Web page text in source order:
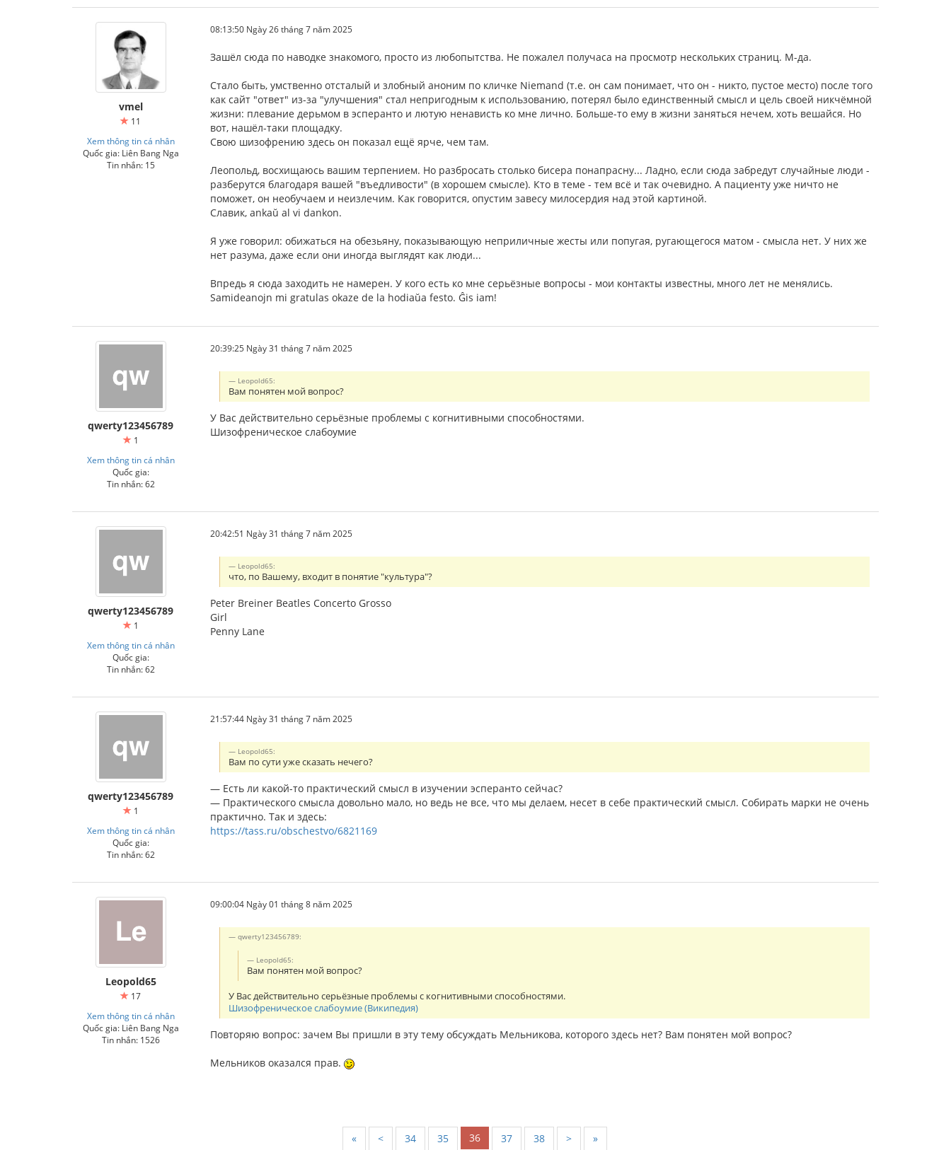
vmel
11
Xem thông tin cá nhân
Quốc gia: Liên Bang Nga
Tin nhắn: 15
08:13:50 Ngày 26 tháng 7 năm 2025
Зашёл сюда по наводке знакомого, просто из любопытства. Не пожалел получаса на просмотр нескольких страниц. М-да.
Стало быть, умственно отсталый и злобный аноним по кличке Niemand (т.е. он сам понимает, что он - никто, пустое место) после того
как сайт "ответ" из-за "улучшения" стал непригодным к использованию, потерял было единственный смысл и цель своей никчёмной
жизни: плевание дерьмом в эсперанто и лютую ненависть ко мне лично. Больше-то ему в жизни заняться нечем, хоть вешайся. Но
вот, нашёл-таки площадку.
Свою шизофрению здесь он показал ещё ярче, чем там.
Леопольд, восхищаюсь вашим терпением. Но разбросать столько бисера понапрасну... Ладно, если сюда забредут случайные люди -
разберутся благодаря вашей "въедливости" (в хорошем смысле). Кто в теме - тем всё и так очевидно. А пациенту уже ничто не
поможет, он необучаем и неизлечим. Как говорится, опустим завесу милосердия над этой картиной.
Славик, ankaŭ al vi dankon.
Я уже говорил: обижаться на обезьяну, показывающую неприличные жесты или попугая, ругающегося матом - смысла нет. У них же
нет разума, даже если они иногда выглядят как люди...
Впредь я сюда заходить не намерен. У кого есть ко мне серьёзные вопросы - мои контакты известны, много лет не менялись.
Samideanojn mi gratulas okaze de la hodiaŭa festo. Ĝis iam!
qwerty123456789
1
Xem thông tin cá nhân
Quốc gia:
Tin nhắn: 62
20:39:25 Ngày 31 tháng 7 năm 2025
Leopold65:
Вам понятен мой вопрос?
У Вас действительно серьёзные проблемы с когнитивными способностями.
Шизофреническое слабоумие
qwerty123456789
1
Xem thông tin cá nhân
Quốc gia:
Tin nhắn: 62
20:42:51 Ngày 31 tháng 7 năm 2025
Leopold65:
что, по Вашему, входит в понятие "культура"?
Peter Breiner Beatles Concerto Grosso
Girl
Penny Lane
qwerty123456789
1
Xem thông tin cá nhân
Quốc gia:
Tin nhắn: 62
21:57:44 Ngày 31 tháng 7 năm 2025
Leopold65:
Вам по сути уже сказать нечего?
— Есть ли какой-то практический смысл в изучении эсперанто сейчас?
— Практического смысла довольно мало, но ведь не все, что мы делаем, несет в себе практический смысл. Собирать марки не очень
практично. Так и здесь:
https://tass.ru/obschestvo/6821169
Leopold65
17
Xem thông tin cá nhân
Quốc gia: Liên Bang Nga
Tin nhắn: 1526
09:00:04 Ngày 01 tháng 8 năm 2025
qwerty123456789:
Leopold65:
Вам понятен мой вопрос?
У Вас действительно серьёзные проблемы с когнитивными способностями.
Шизофреническое слабоумие (Википедия)
Повторяю вопрос: зачем Вы пришли в эту тему обсуждать Мельникова, которого здесь нет? Вам понятен мой вопрос?
Мельников оказался прав.
« < 34 35 36 37 38 > »